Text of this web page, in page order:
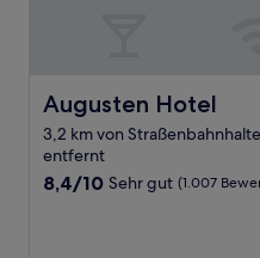
Augusten Hotel
Augusten Hotel
3,2 km von
entfernt
8.4
8,4/10 Sehr gut (1.007